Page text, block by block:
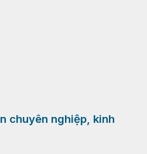
chuyên nghiệp, kinh